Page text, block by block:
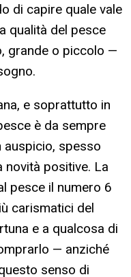
di capire quale vale
qualità del pesce
grande o piccolo —
e soprattutto in
è da sempre
spesso
novità positive. La
pesce il numero 6
carismatici del
e a qualcosa di
— anziché
senso di